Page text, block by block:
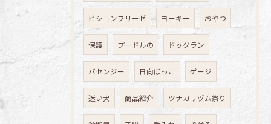
ビションフリーゼ ヨーキー おやつ
保護 プードルの ドッグラン
バセンジー 日向ぼっこ ゲージ
迷い犬 商品紹介 ツナガリヅム祭り